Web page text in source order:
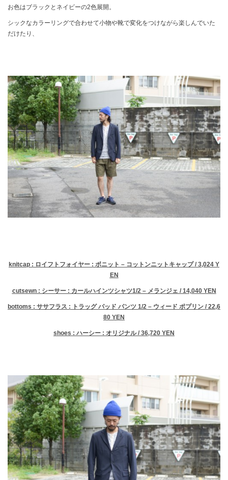
お色はブラックとネイビーの2色展開。
シックなカラーリングで合わせて小物や靴で変化をつけながら楽しんでいた
だけたり、
knitcap : ロイフトフォイヤー : ボニット – コットンニットキャップ / 3,024 Y
EN
cutsewn : シーサー : カールハインツシャツ1/2 – メランジェ / 14,040 YEN
bottoms : ササフラス : トラッグ パッド パンツ 1/2 – ウィード ポプリン / 22,6
80 YEN
shoes : ハーシー : オリジナル / 36,720 YEN